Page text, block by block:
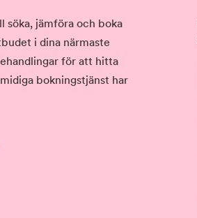
söka, jämföra och boka
i dina närmaste
för att hitta
bokningstjänst har